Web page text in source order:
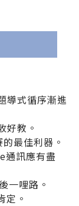
導式循序漸進
好教。
最佳利器。
通訊應有盡
一哩路。
定。